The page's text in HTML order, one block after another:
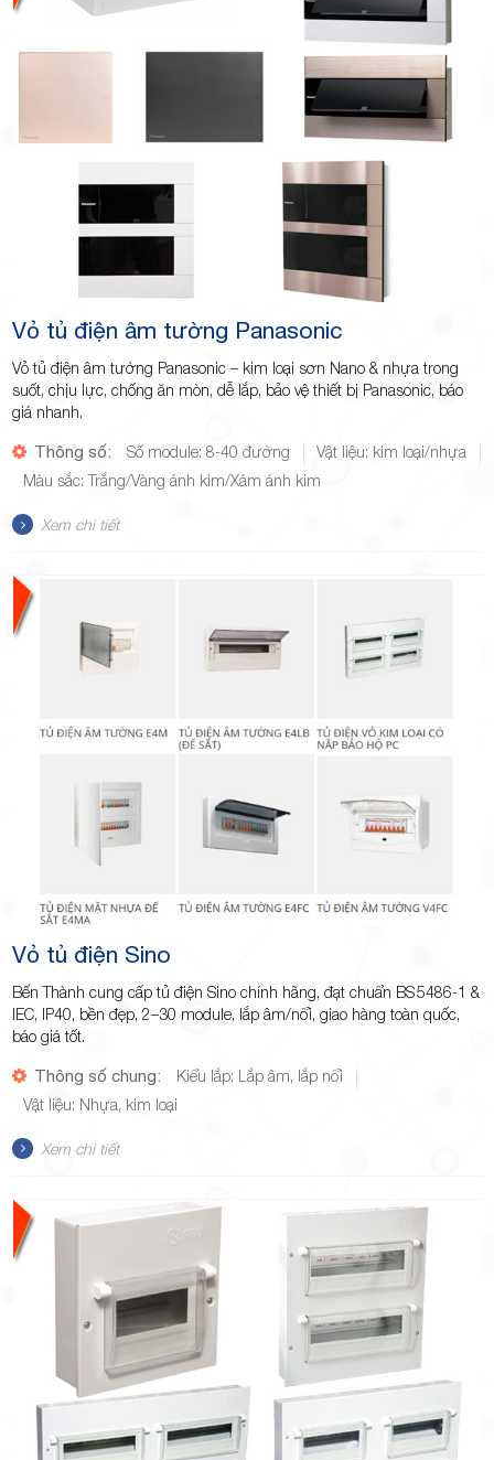
Vỏ tủ điện âm tường Panasonic
Vỏ tủ điện âm tường Panasonic – kim loại sơn Nano & nhựa trong
suốt, chịu lực, chống ăn mòn, dễ lắp, bảo vệ thiết bị Panasonic, báo
giá nhanh.
Thông số: Số module: 8-40 đường
Vật liệu: kim loại/nhựa
Màu sắc: Trắng/Vàng ánh kim/Xám ánh kim
Xem chi tiết
Vỏ tủ điện Sino
Bến Thành cung cấp tủ điện Sino chính hãng, đạt chuẩn BS 5486‑1 &
IEC, IP40, bền đẹp, 2–30 module, lắp âm/nổi, giao hàng toàn quốc,
báo giá tốt.
Thông số chung:
Kiểu lắp: Lắp âm, lắp nổi
Vật liệu: Nhựa, kim loại
Xem chi tiết